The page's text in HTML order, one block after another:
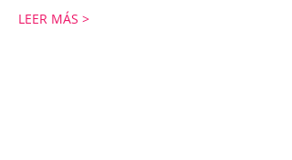
LEER MÁS >